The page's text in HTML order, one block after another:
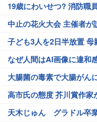
19歳にわいせつ? 消防職
中止の花火大会 主催者が
子ども3人を2日半放置 母
なぜ人間はAI画像に違和
大腸菌の毒素で大腸がん
高市氏の態度 芥川賞作家
天木じゅん グラドル卒